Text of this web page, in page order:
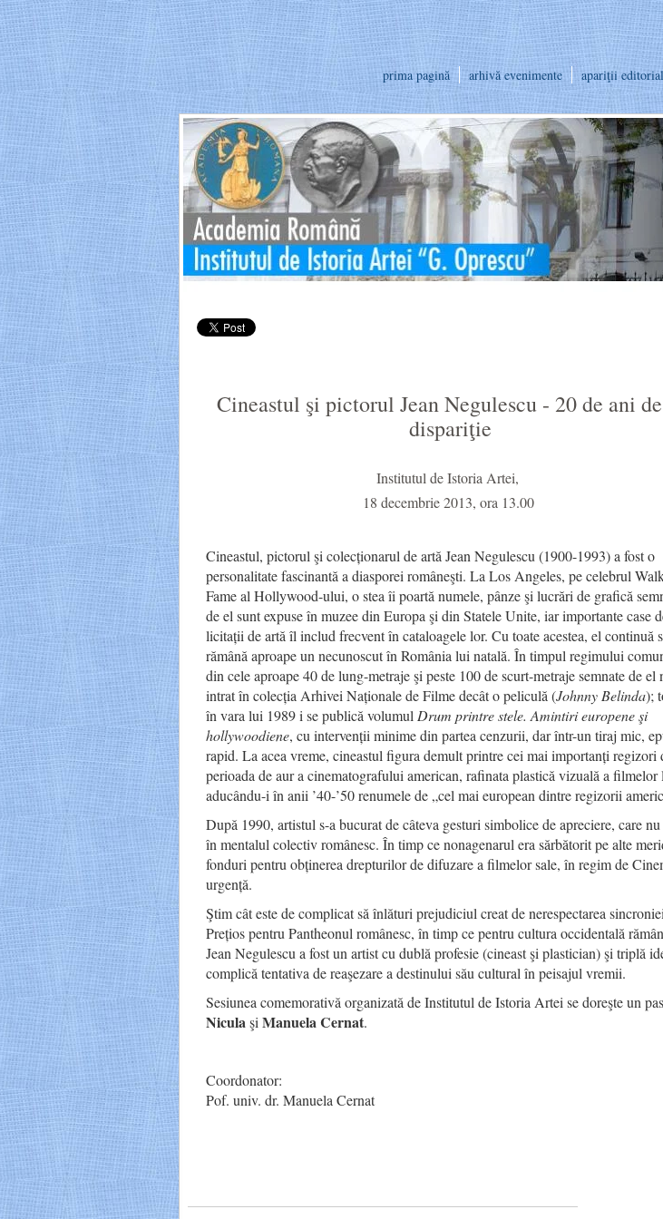
prima pagină arhivă evenimente apariţii
Cineastul şi pictorul Jean Negulescu - 20 de ani
dispariţie
Institutul de Istoria Artei,
18 decembrie 2013, ora 13.00
Cineastul, pictorul şi colecționarul de artă Jean Negulescu (1900-1993) a fost o
personalitate fascinantă a diasporei româneşti. La Los Angeles, pe celebrul
Fame al Hollywood-ului, o stea îi poartă numele, pânze şi lucrări de grafică
de el sunt expuse în muzee din Europa şi din Statele Unite, iar importante case
licitații de artă îl includ frecvent în cataloagele lor. Cu toate acestea, el continuă
rămână aproape un necunoscut în România lui natală. În timpul regimului
din cele aproape 40 de lung-metraje şi peste 100 de scurt-metraje semnate de el
intrat în colecția Arhivei Naționale de Filme decât o peliculă (Johnny Belinda);
în vara lui 1989 i se publică volumul Drum printre stele. Amintiri europene şi
hollywoodiene, cu intervenții minime din partea cenzurii, dar într-un tiraj mic,
rapid. La acea vreme, cineastul figura demult printre cei mai importanți regizori
perioada de aur a cinematografului american, rafinata plastică vizuală a filmelor
aducându-i în anii ’40-’50 renumele de „cel mai european dintre regizorii
După 1990, artistul s-a bucurat de câteva gesturi simbolice de apreciere, care
în mentalul colectiv românesc. În timp ce nonagenarul era sărbătorit pe alte
fonduri pentru obținerea drepturilor de difuzare a filmelor sale, în regim de
urgență.
Ştim cât este de complicat să înlături prejudiciul creat de nerespectarea
Prețios pentru Pantheonul românesc, în timp ce pentru cultura occidentală
Jean Negulescu a fost un artist cu dublă profesie (cineast şi plastician) şi triplă
complică tentativa de reaşezare a destinului său cultural în peisajul vremii.
Sesiunea comemorativă organizată de Institutul de Istoria Artei se doreşte un
Niculaşi Manuela Cernat.
Coordonator:
Pof. univ. dr. Manuela Cernat